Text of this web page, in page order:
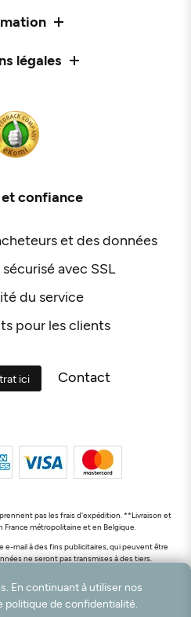
légales
confiance
et des données
avec SSL
du service
pour les clients
ici Contact
pas les frais d'expédition. **Livraison et
métropolitaine et en Belgique.
e-mail à des fins publicitaires, qui peuvent être
ne seront pas transmises à des tiers.
En continuant à utiliser nos
de confidentialité.